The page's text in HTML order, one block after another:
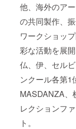
他、海外のア
の共同製作、振
ワークショッ
彩な活動を展開
仏、伊、セル
ンクール各第1
MASDANZA、
レクションフ
ト。